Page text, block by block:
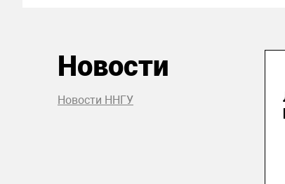
Новости
Новости ННГУ